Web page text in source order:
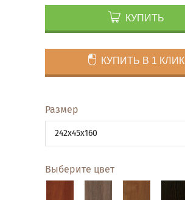
КУПИТЬ
КУПИТЬ В 1 КЛИК
Размер
242x45x160
Выберите цвет